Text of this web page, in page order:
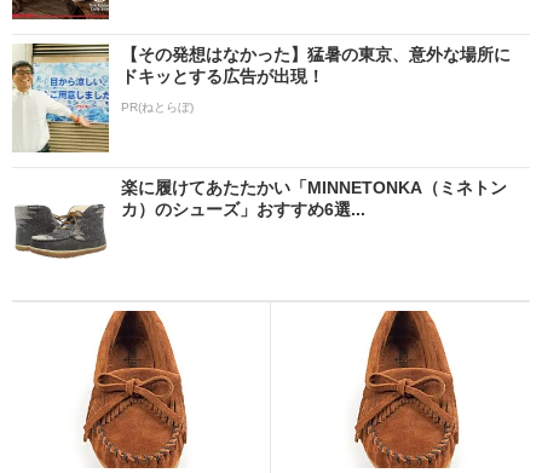
【その発想はなかった】猛暑の東京、意外な場所に
ドキッとする広告が出現！
PR(ねとらぼ)
楽に履けてあたたかい「MINNETONKA（ミネトン
カ）のシューズ」おすすめ6選...